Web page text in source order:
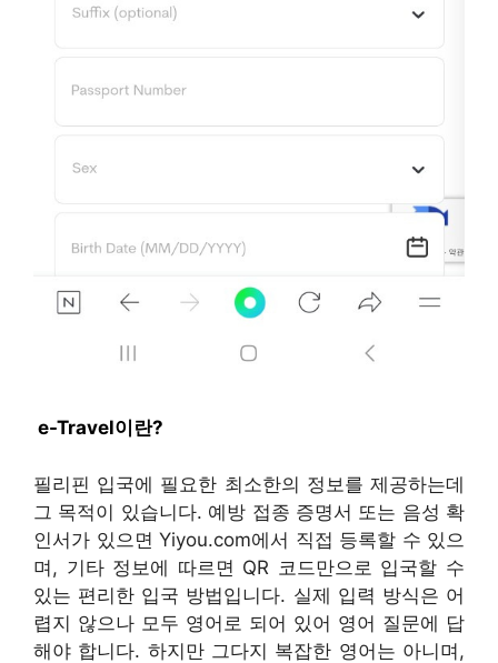
︎ e-Travel이란?
필리핀 입국에 필요한 최소한의 정보를 제공하는데
그 목적이 있습니다. 예방 접종 증명서 또는 음성 확
인서가 있으면 Yiyou.com에서 직접 등록할 수 있으
며, 기타 정보에 따르면 QR 코드만으로 입국할 수
있는 편리한 입국 방법입니다. 실제 입력 방식은 어
렵지 않으나 모두 영어로 되어 있어 영어 질문에 답
해야 합니다. 하지만 그다지 복잡한 영어는 아니며,